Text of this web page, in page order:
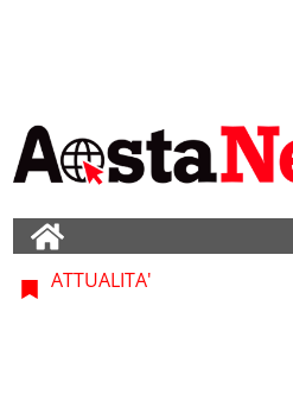
ATTUALITA'